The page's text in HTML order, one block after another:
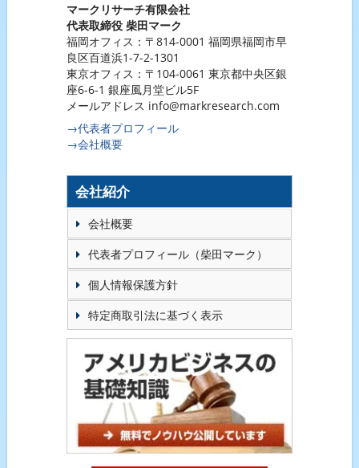
マークリサーチ有限会社
代表取締役 柴田マーク
福岡オフィス：〒814-0001 福岡県福岡市早
良区百道浜1-7-2-1301
東京オフィス：〒104-0061 東京都中央区銀
座6-6-1 銀座風月堂ビル5F
メールアドレス info@markresearch.com
→代表者プロフィール
→会社概要
会社紹介
会社概要
代表者プロフィール（柴田マーク）
個人情報保護方針
特定商取引法に基づく表示